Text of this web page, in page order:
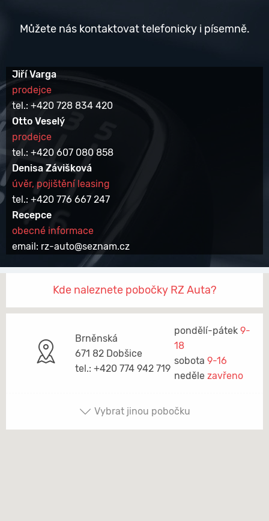
Můžete nás kontaktovat telefonicky i písemně.
Jiří Varga
prodejce
tel.: +420 728 834 420
Otto Veselý
prodejce
tel.: +420 607 080 858
Denisa Závišková
úvěr, pojištění leasing
tel.: +420 776 667 247
Recepce
obecné informace
email: rz-auto@seznam.cz
Kde naleznete pobočky RZ Auta?
Brněnská
671 82 Dobšice
tel.: +420 774 942 719
pondělí-pátek 9-
18
sobota 9-16
neděle zavřeno
Vybrat jinou pobočku